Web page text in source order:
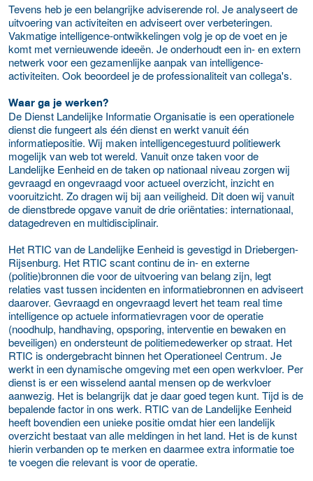
Tevens heb je een belangrijke adviserende rol. Je analyseert de
uitvoering van activiteiten en adviseert over verbeteringen.
Vakmatige intelligence-ontwikkelingen volg je op de voet en je
komt met vernieuwende ideeën. Je onderhoudt een in- en extern
netwerk voor een gezamenlijke aanpak van intelligence-
activiteiten. Ook beoordeel je de professionaliteit van collega's.
Waar ga je werken?
De Dienst Landelijke Informatie Organisatie is een operationele
dienst die fungeert als één dienst en werkt vanuit één
informatiepositie. Wij maken intelligencegestuurd politiewerk
mogelijk van web tot wereld. Vanuit onze taken voor de
Landelijke Eenheid en de taken op nationaal niveau zorgen wij
gevraagd en ongevraagd voor actueel overzicht, inzicht en
vooruitzicht. Zo dragen wij bij aan veiligheid. Dit doen wij vanuit
de dienstbrede opgave vanuit de drie oriëntaties: internationaal,
datagedreven en multidisciplinair.
Het RTIC van de Landelijke Eenheid is gevestigd in Driebergen-
Rijsenburg. Het RTIC scant continu de in- en externe
(politie)bronnen die voor de uitvoering van belang zijn, legt
relaties vast tussen incidenten en informatiebronnen en adviseert
daarover. Gevraagd en ongevraagd levert het team real time
intelligence op actuele informatievragen voor de operatie
(noodhulp, handhaving, opsporing, interventie en bewaken en
beveiligen) en ondersteunt de politiemedewerker op straat. Het
RTIC is ondergebracht binnen het Operationeel Centrum. Je
werkt in een dynamische omgeving met een open werkvloer. Per
dienst is er een wisselend aantal mensen op de werkvloer
aanwezig. Het is belangrijk dat je daar goed tegen kunt. Tijd is de
bepalende factor in ons werk. RTIC van de Landelijke Eenheid
heeft bovendien een unieke positie omdat hier een landelijk
overzicht bestaat van alle meldingen in het land. Het is de kunst
hierin verbanden op te merken en daarmee extra informatie toe
te voegen die relevant is voor de operatie.